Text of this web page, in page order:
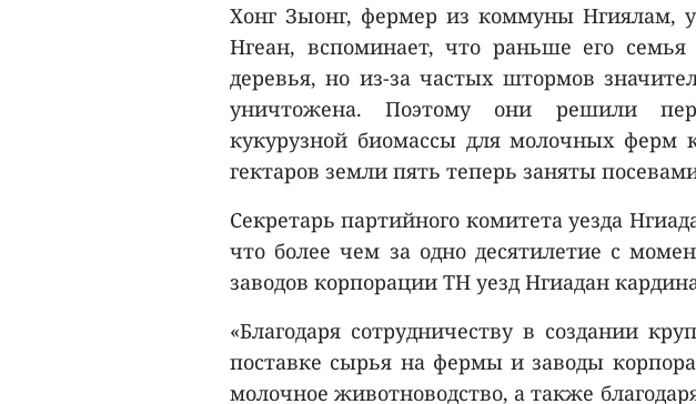
Хонг Зыонг, фермер из коммуны Нгиялам,
Нгеан, вспоминает, что раньше его
деревья, но из-за частых штормов
уничтожена. Поэтому они решили
кукурузной биомассы для молочных ферм
гектаров земли пять теперь заняты
Секретарь партийного комитета уезда
что более чем за одно десятилетие с
заводов корпорации TH уезд Нгиадан
«Благодаря сотрудничеству в создании
поставке сырья на фермы и заводы
молочное животноводство, а также